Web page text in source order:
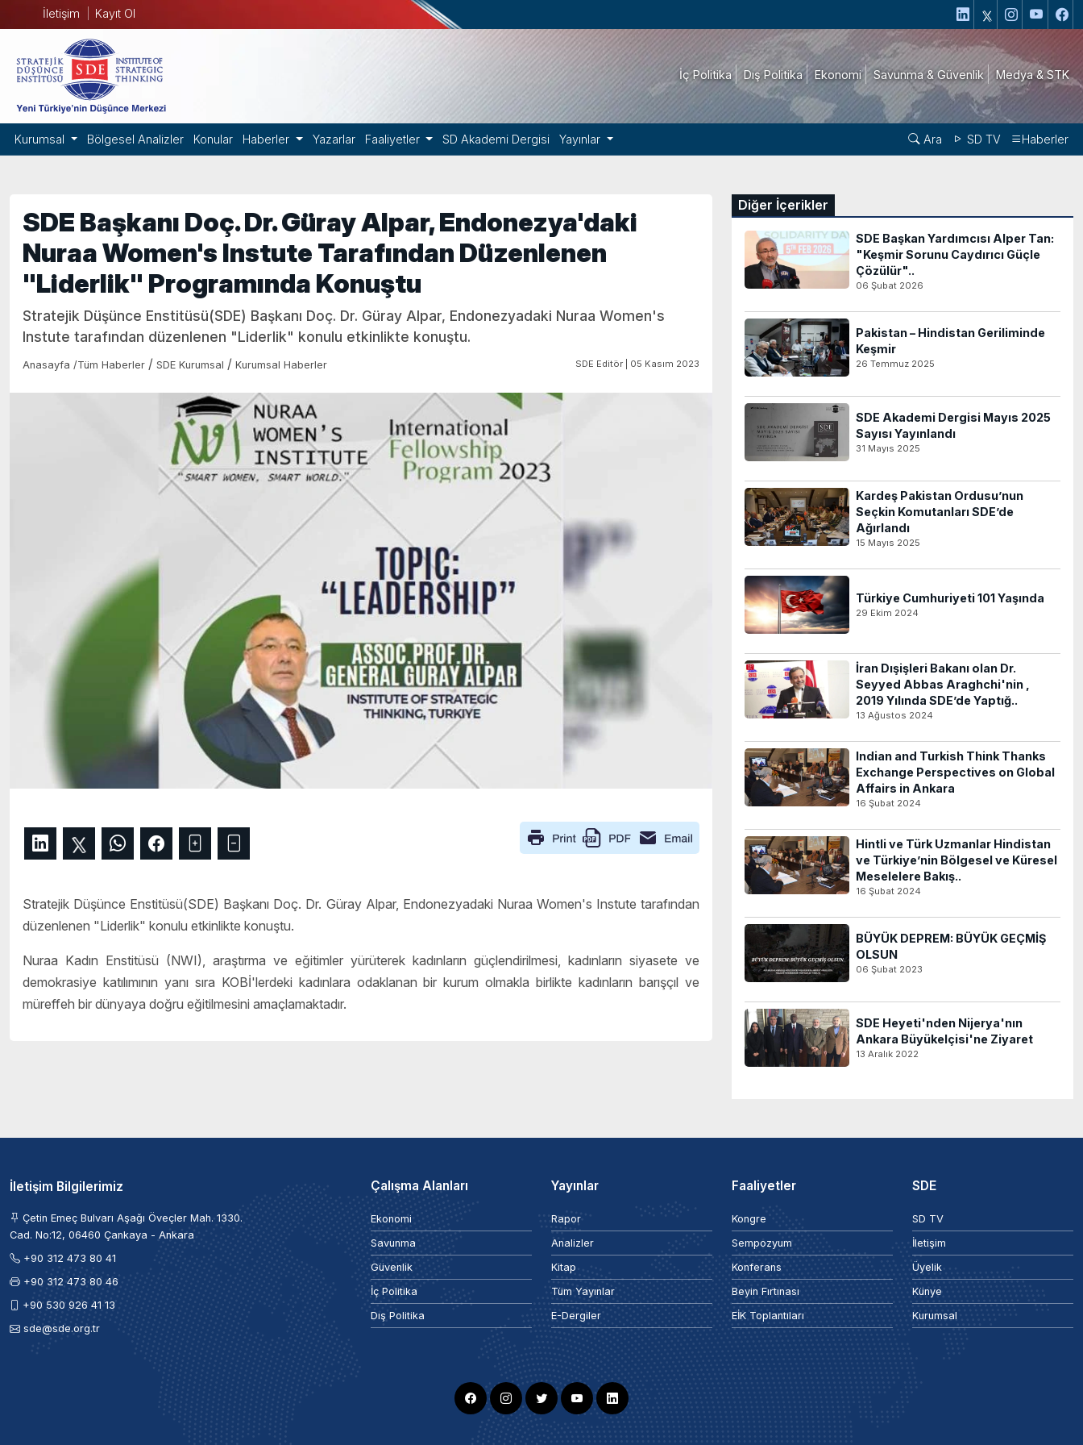
İletişim Kayıt Ol
İç Politika Dış Politika Ekonomi Savunma & Güvenlik Medya & STK
Kurumsal Bölgesel Analizler Konular Haberler Yazarlar Faaliyetler SD Akademi Dergisi Yayınlar Ara SD TV Haberler
SDE Başkanı Doç. Dr. Güray Alpar, Endonezya'daki
Nuraa Women's Instute Tarafından Düzenlenen
"Liderlik" Programında Konuştu
Stratejik Düşünce Enstitüsü(SDE) Başkanı Doç. Dr. Güray Alpar, Endonezyadaki Nuraa Women's
Instute tarafından düzenlenen "Liderlik" konulu etkinlikte konuştu.
Anasayfa /Tüm Haberler / SDE Kurumsal / Kurumsal Haberler SDE Editör | 05 Kasım 2023
Stratejik Düşünce Enstitüsü(SDE) Başkanı Doç. Dr. Güray Alpar, Endonezyadaki Nuraa Women's Instute tarafından
düzenlenen "Liderlik" konulu etkinlikte konuştu.
Nuraa Kadın Enstitüsü (NWI), araştırma ve eğitimler yürüterek kadınların güçlendirilmesi, kadınların siyasete ve
demokrasiye katılımının yanı sıra KOBİ'lerdeki kadınlara odaklanan bir kurum olmakla birlikte kadınların barışçıl ve
müreffeh bir dünyaya doğru eğitilmesini amaçlamaktadır.
Diğer İçerikler
SDE Başkan Yardımcısı Alper Tan:
"Keşmir Sorunu Caydırıcı Güçle
Çözülür"..
06 Şubat 2026
Pakistan – Hindistan Geriliminde
Keşmir
26 Temmuz 2025
SDE Akademi Dergisi Mayıs 2025
Sayısı Yayınlandı
31 Mayıs 2025
Kardeş Pakistan Ordusu’nun
Seçkin Komutanları SDE’de
Ağırlandı
15 Mayıs 2025
Türkiye Cumhuriyeti 101 Yaşında
29 Ekim 2024
İran Dışişleri Bakanı olan Dr.
Seyyed Abbas Araghchi'nin ,
2019 Yılında SDE’de Yaptığ..
13 Ağustos 2024
Indian and Turkish Think Thanks
Exchange Perspectives on Global
Affairs in Ankara
16 Şubat 2024
Hintli ve Türk Uzmanlar Hindistan
ve Türkiye’nin Bölgesel ve Küresel
Meselelere Bakış..
16 Şubat 2024
BÜYÜK DEPREM: BÜYÜK GEÇMİŞ
OLSUN
06 Şubat 2023
SDE Heyeti'nden Nijerya'nın
Ankara Büyükelçisi'ne Ziyaret
13 Aralık 2022
İletişim Bilgilerimiz
Çetin Emeç Bulvarı Aşağı Öveçler Mah. 1330.
Cad. No:12, 06460 Çankaya - Ankara
+90 312 473 80 41
+90 312 473 80 46
+90 530 926 41 13
sde@sde.org.tr
Çalışma Alanları
Ekonomi
Savunma
Güvenlik
İç Politika
Dış Politika
Yayınlar
Rapor
Analizler
Kitap
Tüm Yayınlar
E-Dergiler
Faaliyetler
Kongre
Sempozyum
Konferans
Beyin Fırtınası
EİK Toplantıları
SDE
SD TV
İletişim
Üyelik
Künye
Kurumsal